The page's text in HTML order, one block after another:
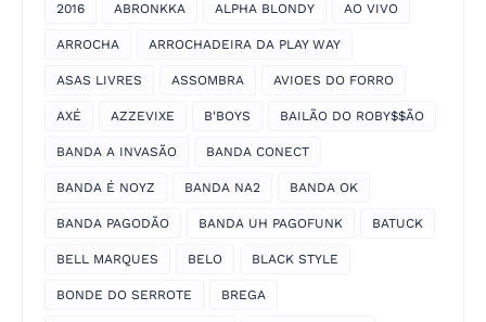
2016 ABRONKKA ALPHA BLONDY AO VIVO
ARROCHA ARROCHADEIRA DA PLAY WAY
ASAS LIVRES ASSOMBRA AVIOES DO FORRO
AXÉ AZZEVIXE B'BOYS BAILÃO DO ROBY$$ÃO
BANDA A INVASÃO BANDA CONECT
BANDA É NOYZ BANDA NA2 BANDA OK
BANDA PAGODÃO BANDA UH PAGOFUNK BATUCK
BELL MARQUES BELO BLACK STYLE
BONDE DO SERROTE BREGA